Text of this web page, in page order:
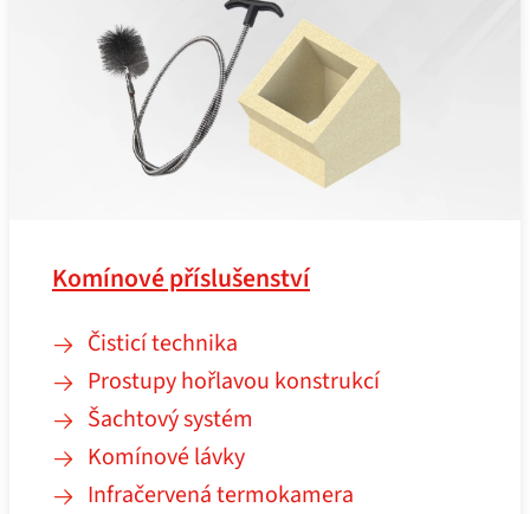
Komínové příslušenství
Čisticí technika
Prostupy hořlavou konstrukcí
Šachtový systém
Komínové lávky
Infračervená termokamera